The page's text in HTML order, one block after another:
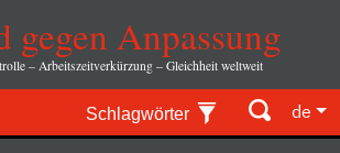
gegen Anpassung
– Arbeitszeitverkürzung – Gleichheit weltweit
Schlagwörter de